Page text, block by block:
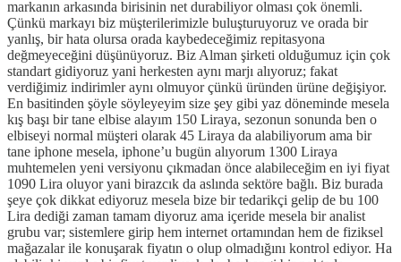
markanın arkasında birisinin net durabiliyor olması çok önemli.
Çünkü markayı biz müşterilerimizle buluşturuyoruz ve orada bir
yanlış, bir hata olursa orada kaybedeceğimiz repitasyona
değmeyeceğini düşünüyoruz. Biz Alman şirketi olduğumuz için çok
standart gidiyoruz yani herkesten aynı marjı alıyoruz; fakat
verdiğimiz indirimler aynı olmuyor çünkü üründen ürüne değişiyor.
En basitinden şöyle söyleyeyim size şey gibi yaz döneminde mesela
kış başı bir tane elbise alayım 150 Liraya, sezonun sonunda ben o
elbiseyi normal müşteri olarak 45 Liraya da alabiliyorum ama bir
tane iphone mesela, iphone’u bugün alıyorum 1300 Liraya
muhtemelen yeni versiyonu çıkmadan önce alabileceğim en iyi fiyat
1090 Lira oluyor yani birazcık da aslında sektöre bağlı. Biz burada
şeye çok dikkat ediyoruz mesela bize bir tedarikçi gelip de bu 100
Lira dediği zaman tamam diyoruz ama içeride mesela bir analist
grubu var; sistemlere girip hem internet ortamından hem de fiziksel
mağazalar ile konuşarak fiyatın o olup olmadığını kontrol ediyor. Ha